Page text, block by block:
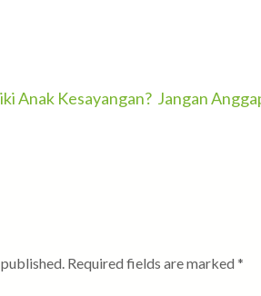
Anak Kesayangan? Jangan
Required fields are marked *